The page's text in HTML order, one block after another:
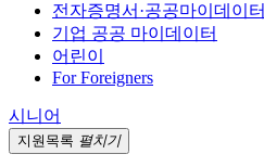
전자증명서·공공마이데이터
기업 공공 마이데이터
어린이
For Foreigners
시니어
지원 목록 펼치기